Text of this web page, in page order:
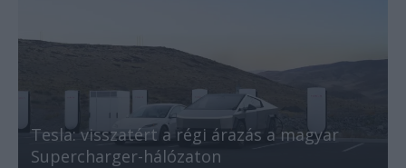
Tesla: visszatért a régi árazás a magyar
Supercharger-hálózaton